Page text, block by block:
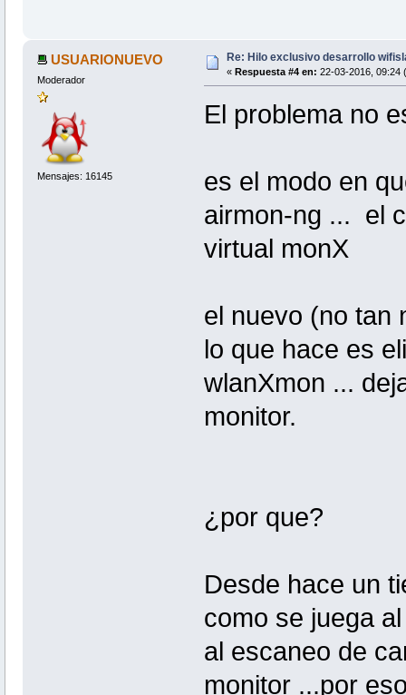
USUARIONUEVO
Moderador
Mensajes: 16145
Re: Hilo exclusivo desarrollo
« Respuesta #4 en: 22-03-2016, 09:24
El problema no
es el modo en
airmon-ng ... el
virtual monX
el nuevo (no tan
lo que hace es
wlanXmon ...
monitor.
¿por que?
Desde hace un
como se juega
al escaneo de
monitor ...por